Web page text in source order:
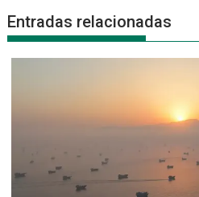
Entradas relacionadas